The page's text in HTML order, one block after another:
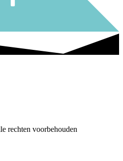
rechten voorbehouden